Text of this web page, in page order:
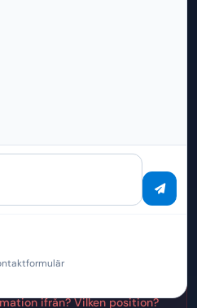
Belopp: 1
↓
ifrån? Vilken position?